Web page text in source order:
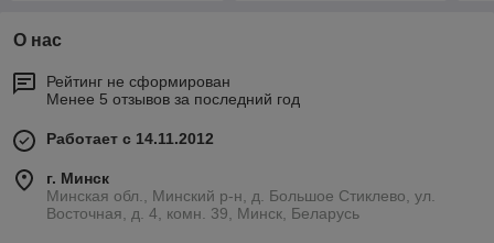
О нас
Рейтинг не сформирован
Менее 5 отзывов за последний год
Работает с 14.11.2012
г. Минск
Минская обл., Минский р-н, д. Большое Стиклево, ул.
Восточная, д. 4, комн. 39, Минск, Беларусь